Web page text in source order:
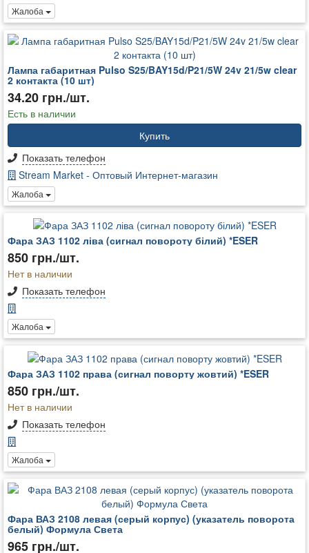
Жалоба
Лампа габаритная Pulso S25/BAY15d/P21/5W 24v 21/5w clear
2 контакта (10 шт)
34.20 грн./шт.
Есть в наличии
Купить
Показать телефон
Stream Market - Оптовый Интернет-магазин
Жалоба
Фара ЗАЗ 1102 ліва (сигнал повороту білий) *ESER
850 грн./шт.
Нет в наличии
Показать телефон
Жалоба
Фара ЗАЗ 1102 права (сигнал поворту жовтий) *ESER
850 грн./шт.
Нет в наличии
Показать телефон
Жалоба
Фара ВАЗ 2108 левая (серый корпус) (указатель поворота
белый) Формула Света
965 грн./шт.